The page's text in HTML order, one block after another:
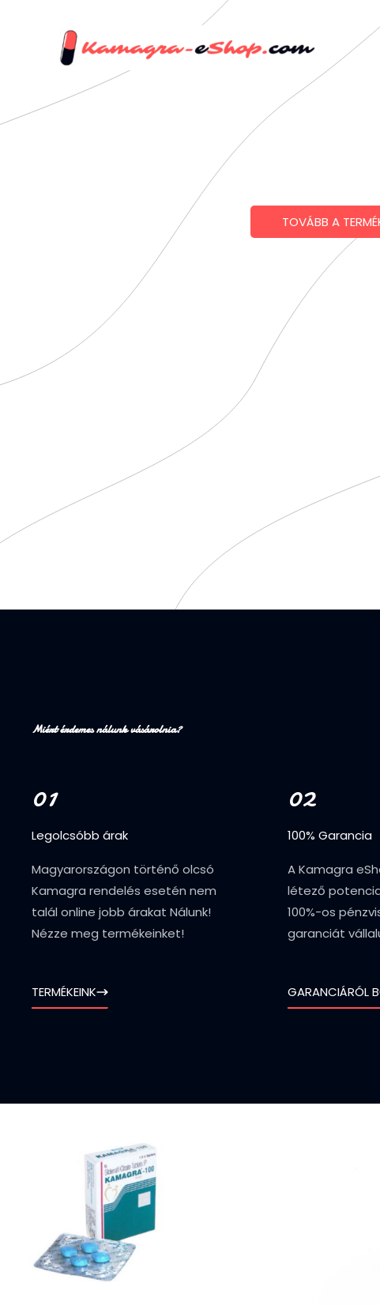
TOVÁBB A
Miért érdemes nálunk vásárolnia?
01
Legolcsóbb árak
Magyarországon történő olcsó
Kamagra rendelés esetén nem
talál online jobb árakat Nálunk!
Nézze meg termékeinket!
TERMÉKEINK
02
100% Garancia
A Kamagra
létező
100%-os
garanciát
GARANCIÁRÓL